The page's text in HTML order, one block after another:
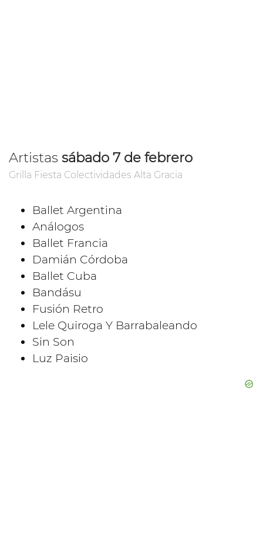
Artistas sábado 7 de febrero
Grilla Fiesta Colectividades Alta Gracia
Ballet Argentina
Análogos
Ballet Francia
Damián Córdoba
Ballet Cuba
Bandásu
Fusión Retro
Lele Quiroga Y Barrabaleando
Sin Son
Luz Paisio